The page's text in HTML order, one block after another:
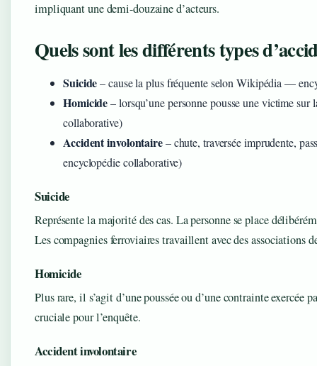
impliquant une demi-douzaine d’acteurs.
Quels sont les différents types
Suicide– cause la plus fréquente selon Wikipédia —
Homicide– lorsqu’une personne pousse une victime
collaborative)
Accident involontaire– chute, traversée imprudente,
encyclopédie collaborative)
Suicide
Représente la majorité des cas. La personne se place
Les compagnies ferroviaires travaillent avec des associations
Homicide
Plus rare, il s’agit d’une poussée ou d’une contrainte exercée
cruciale pour l’enquête.
Accident involontaire